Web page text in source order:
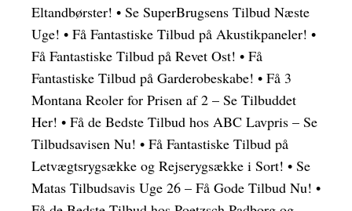
Eltandbørster! • Se SuperBrugsens Tilbud Næste
Uge! • Få Fantastiske Tilbud på Akustikpaneler! •
Få Fantastiske Tilbud på Revet Ost! • Få
Fantastiske Tilbud på Garderobeskabe! • Få 3
Montana Reoler for Prisen af 2 – Se Tilbuddet
Her! • Få de Bedste Tilbud hos ABC Lavpris – Se
Tilbudsavisen Nu! • Få Fantastiske Tilbud på
Letvægtsrygsække og Rejserygsække i Sort! • Se
Matas Tilbudsavis Uge 26 – Få Gode Tilbud Nu! •